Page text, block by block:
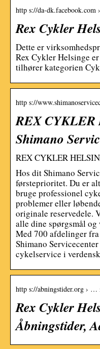
http s://da-
Rex Cykler
Dette er
Rex Cykler Helsinge
tilhører kategorien
http s://
REX
Shimano
REX CYKLER
Hos dit Shimano
førsteprioritet. Du er
bruge professionel
problemer eller
originale reservedele.
alle dine spørgsmål
Med 700 afdelinger
Shimano
cykelservice i
http s://abningstider.org › …
Rex Cykler
Åbningstider,